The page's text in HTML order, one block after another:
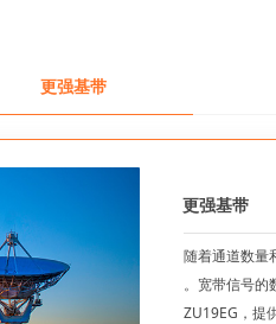
更强基带
随着通道数量
。宽带信号的
ZU19EG，提
更强基带